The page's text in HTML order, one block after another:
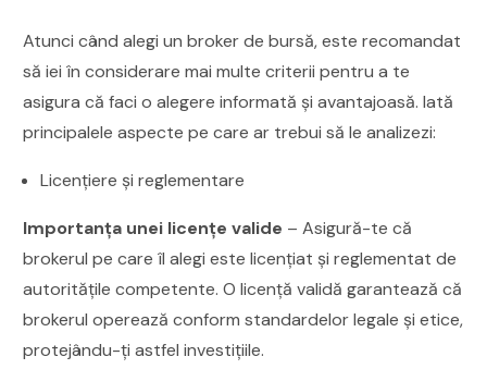
Atunci când alegi un broker de bursă, este recomandat
să iei în considerare mai multe criterii pentru a te
asigura că faci o alegere informată și avantajoasă. Iată
principalele aspecte pe care ar trebui să le analizezi:
Licențiere și reglementare
Importanța unei licențe valide – Asigură-te că
brokerul pe care îl alegi este licențiat și reglementat de
autoritățile competente. O licență validă garantează că
brokerul operează conform standardelor legale și etice,
protejându-ți astfel investițiile.